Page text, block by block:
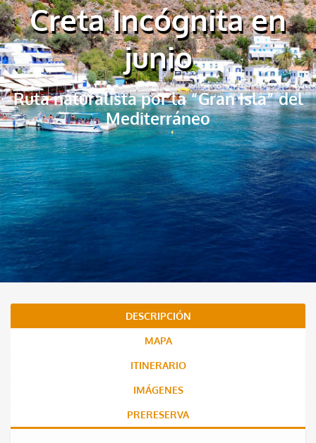
Creta Incógnita en
junio
Ruta naturalista por la “Gran Isla” del
Mediterráneo
DESCRIPCIÓN
MAPA
ITINERARIO
IMÁGENES
PRERESERVA